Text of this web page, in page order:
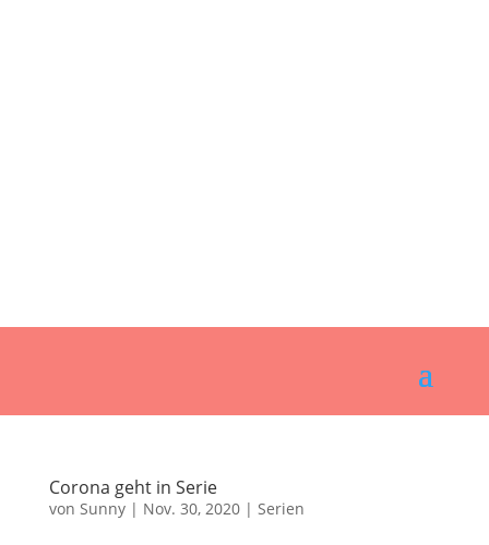
Corona geht in Serie
von Sunny| Nov. 30, 2020| Serien